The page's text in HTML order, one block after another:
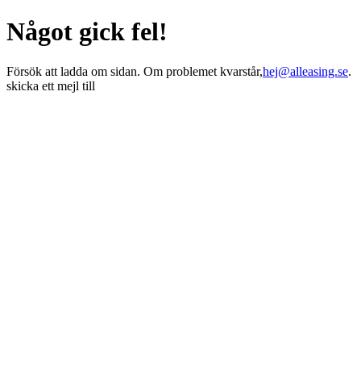
Något gick fel!
Försök att ladda om sidan. Om problemet kvarstår,hej@alleasing.se.
skicka ett mejl till